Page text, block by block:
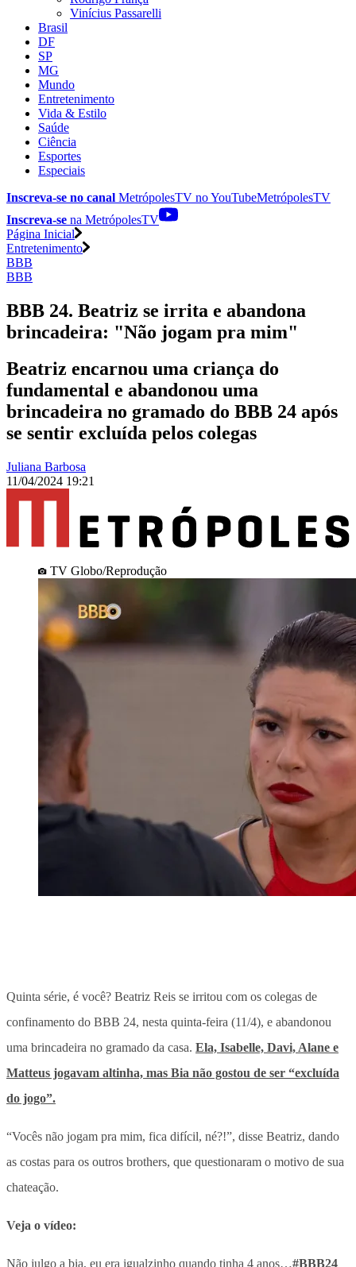
Vinícius Passarelli
Brasil
DF
SP
MG
Mundo
Entretenimento
Vida & Estilo
Saúde
Ciência
Esportes
Especiais
Inscreva-se no canal MetrópolesTV noYouTubeMetrópolesTV
Inscreva-se na MetrópolesTV
Página Inicial
Entretenimento
BBB
BBB
BBB 24. Beatriz se irrita e abandona
brincadeira: "Não jogam pra mim"
Beatriz encarnou uma criança do
fundamental e abandonou uma
brincadeira no gramado do BBB 24 após
se sentir excluída pelos colegas
Juliana Barbosa
11/04/2024 19:21
TV Globo/Reprodução
Quinta série, é você? Beatriz Reis se irritou com os colegas de
confinamento do BBB 24, nesta quinta-feira (11/4), e abandonou
uma brincadeira no gramado da casa. Ela, Isabelle, Davi, Alane e
Matteus jogavam altinha, mas Bia não gostou de ser “excluída
do jogo”.
“Vocês não jogam pra mim, fica difícil, né?!”, disse Beatriz, dando
as costas para os outros brothers, que questionaram o motivo de sua
chateação.
Veja o vídeo:
Não julgo a bia, eu era igualzinho quando tinha 4 anos…#BBB24